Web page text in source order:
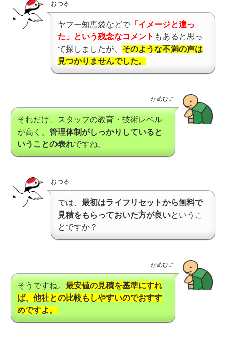
おつる
ヤフー知恵袋などで 「イメージと違っ
た」という残念なコメント もあると思っ
て探しましたが、 そのような不満の声は
見つかりませんでした。
かめひこ
それだけ、スタッフの教育・技術レベル
が高く、 管理体制がしっかりしていると
いうことの表れですね。
おつる
では、 最初はライフリセットから無料で
見積をもらっておいた方が良いというこ
とですか？
かめひこ
そうですね。 最安値の見積を基準にすれ
ば、他社との比較もしやすいのでおすす
めですよ。